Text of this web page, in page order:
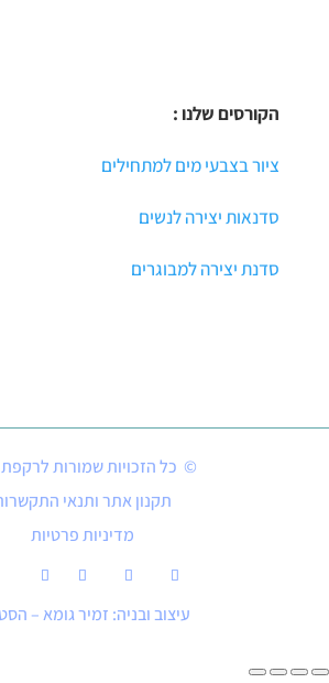
הקורסים שלנו :
ציור בצבעי מים למתחילים
סדנאות יצירה לנשים
סדנת יצירה למבוגרים
© כל הזכויות שמורות
תקנון אתר ותנאי
מדיניות פרטיות
עיצוב ובניה: זמיר גומא –